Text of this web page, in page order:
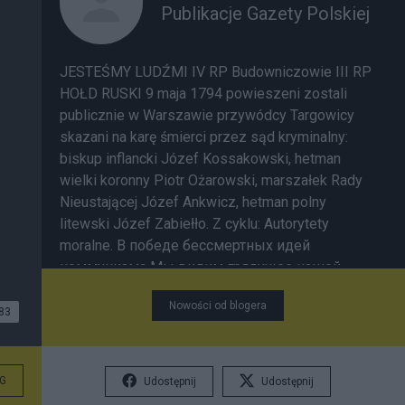
83
Publikacje Gazety Polskiej
JESTEŚMY LUDŹMI IV RP Budowniczowie III RP
HOŁD RUSKI 9 maja 1794 powieszeni zostali
publicznie w Warszawie przywódcy Targowicy
skazani na karę śmierci przez sąd kryminalny:
biskup inflancki Józef Kossakowski, hetman
wielki koronny Piotr Ożarowski, marszałek Rady
Nieustającej Józef Ankwicz, hetman polny
litewski Józef Zabiełło. Z cyklu: Autorytety
moralne. В победе бессмертных идей
коммунизма Мы видим грядущее нашей
страны. Z cyklu: Cyngle.Сквозь грозы сияло
нам солнце свободы, И Ленин великий нам
Nowości od blogera
Udostępnij Udostępnij